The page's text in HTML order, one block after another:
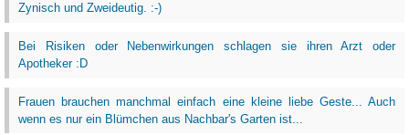
Zynisch und Zweideutig. :-)
Bei Risiken oder Nebenwirkungen schlagen sie ihren Arzt oder
Apotheker :D
Frauen brauchen manchmal einfach eine kleine liebe Geste... Auch
wenn es nur ein Blümchen aus Nachbar's Garten ist...